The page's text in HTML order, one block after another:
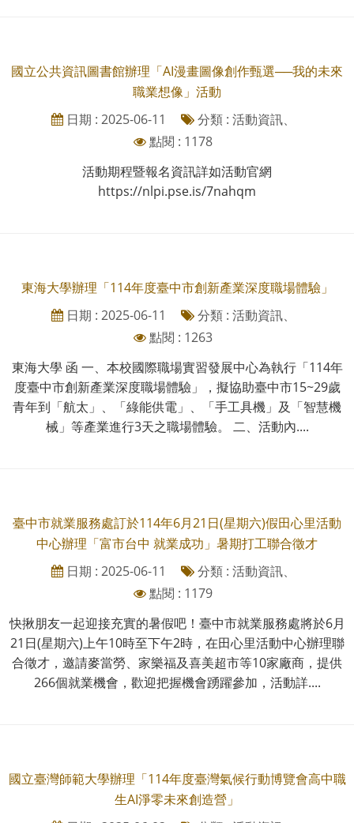
國立公共資訊圖書館辦理「AI漫畫圖像創作甄選──我的未來
職業想像」活動
日期 : 2025-06-11
分類 : 活動資訊、
點閱 : 1178
活動期程暨報名資訊詳如活動官網
https://nlpi.pse.is/7nahqm
東海大學辦理「114年度臺中市創新產業深度職場體驗」
日期 : 2025-06-11
分類 : 活動資訊、
點閱 : 1263
東海大學 函 一、本校國際職場實習發展中心為執行「114年
度臺中市創新產業深度職場體驗」，擬協助臺中市15~29歲
青年到「航太」、「綠能供電」、「手工具機」及「智慧機
械」等產業進行3天之職場體驗。 二、活動內....
臺中市就業服務處訂於114年6月21日(星期六)假田心里活動
中心辦理「富市台中 就業成功」暑期打工聯合徵才
日期 : 2025-06-11
分類 : 活動資訊、
點閱 : 1179
快揪朋友一起迎接充實的暑假吧！臺中市就業服務處將於6月
21日(星期六)上午10時至下午2時，在田心里活動中心辦理聯
合徵才，邀請麥當勞、家樂福及喜美超市等10家廠商，提供
266個就業機會，歡迎把握機會踴躍參加，活動詳....
國立臺灣師範大學辦理「114年度臺灣氣候行動博覽會高中職
生AI淨零未來創造營」